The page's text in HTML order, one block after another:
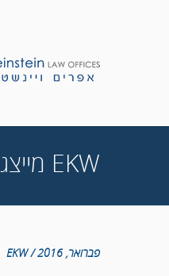
EKW מייצגים את חברת ספירקר טכנולוגיות בהליך גיוס הון
פברואר, 2016 / EKW